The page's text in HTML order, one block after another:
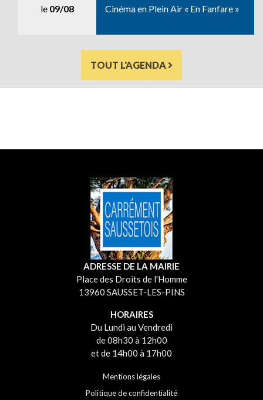
le 09/08 Cinéma en Plein Air « En Fanfare »
TOUT L'AGENDA
ADRESSE DE LA MAIRIE
Place des Droits de l'Homme
13960 SAUSSET-LES-PINS
HORAIRES
Du Lundi au Vendredi
de 08h30 à 12h00
et de 14h00 à 17h00
Mentions légales
Politique de confidentialité